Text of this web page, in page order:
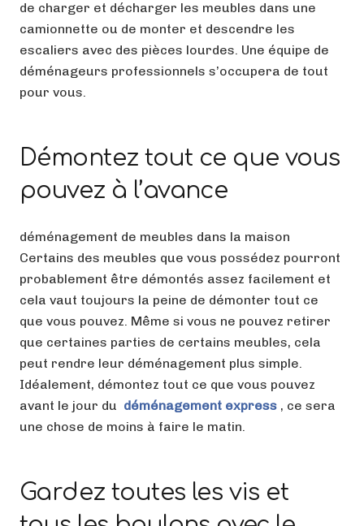
de charger et décharger les meubles dans une
camionnette ou de monter et descendre les
escaliers avec des pièces lourdes. Une équipe de
déménageurs professionnels s’occupera de tout
pour vous.
Démontez tout ce que vous
pouvez à l’avance
déménagement de meubles dans la maison
Certains des meubles que vous possédez pourront
probablement être démontés assez facilement et
cela vaut toujours la peine de démonter tout ce
que vous pouvez. Même si vous ne pouvez retirer
que certaines parties de certains meubles, cela
peut rendre leur déménagement plus simple.
Idéalement, démontez tout ce que vous pouvez
avant le jour du déménagement express , ce sera
une chose de moins à faire le matin.
Gardez toutes les vis et